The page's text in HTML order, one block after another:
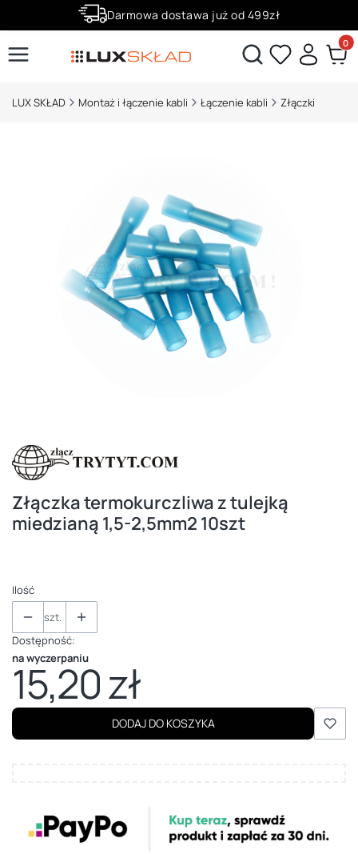
Darmowa dostawa już od 499zł
Zaloguj się i zbieraj punkty za zakupy!Otwórz wyszukiwarkę
LUX SKŁAD Montaż i łączenie kabli Łączenie kabli Złączki
Złączka termokurczliwa z tulejką
miedzianą 1,5-2,5mm2 10szt
Ilość
szt.
Dostępność:
na wyczerpaniu
Cena
15,20 zł
DODAJ DO KOSZYKA